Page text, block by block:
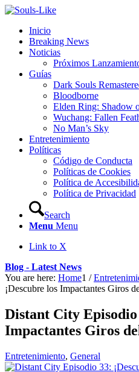
Inicio
Breaking News
Noticias
Próximos
Guías
Dark Souls
Bloodborne
Elden Ring: Shadow
Wuchang: Fallen
No Man’s Sky
Entretenimiento
Políticas
Código de Conducta
Políticas de Cookies
Política de
Política de Privacidad
Search
Menu Menu
Link to X
Blog - Latest News
You are here: Home1 /
¡Descubre los Impactantes Giros
Distant City Episodio
Impactantes Giros
Entretenimiento, General